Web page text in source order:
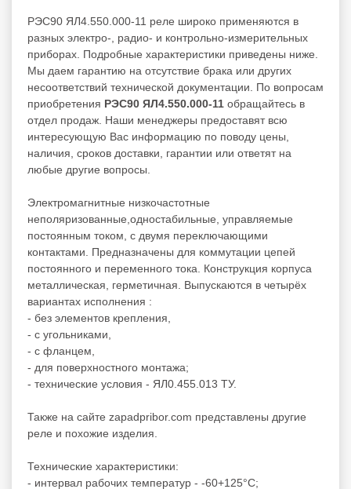
РЭС90 ЯЛ4.550.000-11 реле широко применяются в
разных электро-, радио- и контрольно-измерительных
приборах. Подробные характеристики приведены ниже.
Мы даем гарантию на отсутствие брака или других
несоответствий технической документации. По вопросам
приобретения РЭС90 ЯЛ4.550.000-11 обращайтесь в
отдел продаж. Наши менеджеры предоставят всю
интересующую Вас информацию по поводу цены,
наличия, сроков доставки, гарантии или ответят на
любые другие вопросы.
Электромагнитные низкочастотные
неполяризованные,одностабильные, управляемые
постоянным током, с двумя переключающими
контактами. Предназначены для коммутации цепей
постоянного и переменного тока. Конструкция корпуса
металлическая, герметичная. Выпускаются в четырёх
вариантах исполнения :
- без элементов крепления,
- с угольниками,
- с фланцем,
- для поверхностного монтажа;
- технические условия - ЯЛ0.455.013 ТУ.
Также на сайте zapadpribor.com представлены другие
реле и похожие изделия.
Технические характеристики:
- интервал рабочих температур - -60+125°C;